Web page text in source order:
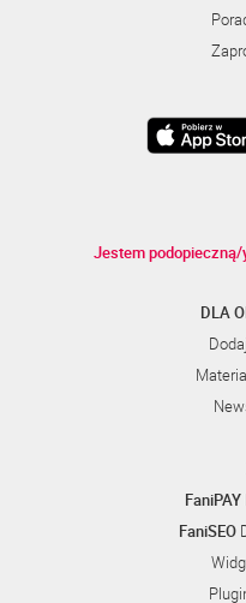
Jestem
DLA
FaniPAY
FaniSEO